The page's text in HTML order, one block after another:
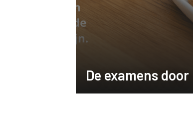
De examens door